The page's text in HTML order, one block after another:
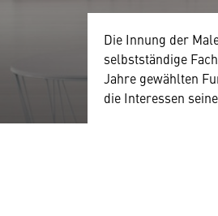
Die Innung der
selbstständige
Jahre gewählten
die Interessen